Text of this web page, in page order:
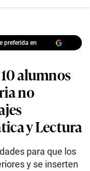
preferida en
alumnos
no
y Lectura
para que los
y se inserten